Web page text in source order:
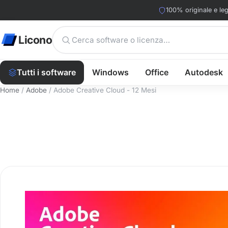
100% originale e
Licono
Tutti i software Windows Office Autodesk
Home / Adobe / Adobe Creative Cloud - 12 Mesi